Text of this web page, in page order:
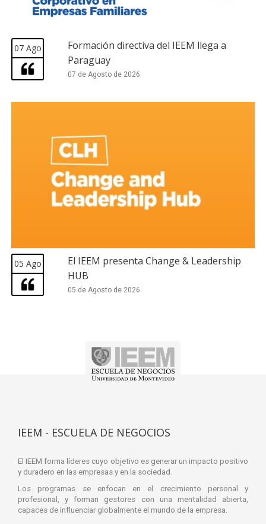
07 Ago
Formación directiva del IEEM llega a
Paraguay
07 de Agosto de 2026
05 Ago
El IEEM presenta Change & Leadership
HUB
05 de Agosto de 2026
IEEM - ESCUELA DE NEGOCIOS
El IEEM forma líderes cuyo objetivo es generar un impacto positivo
y duradero en las empresas y en la sociedad.
Los programas se enfocan en el crecimiento personal y
profesional, y forman gestores con una mentalidad abierta,
capaces de influenciar globalmente el mundo de la empresa.